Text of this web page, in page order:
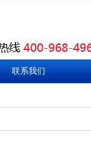
联系我们